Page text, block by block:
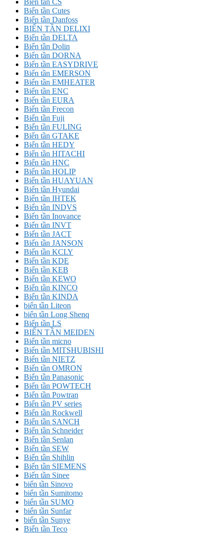
Biến tần CS
Biến tần Cutes
Biến tần Danfoss
BIẾN TẦN DELIXI
Biến tần DELTA
Biến tần Dolin
Biến tần DORNA
Biến tần EASYDRIVE
Biến tần EMERSON
Biến tần EMHEATER
Biến tần ENC
Biến tần EURA
Biến tần Frecon
Biến tần Fuji
Biến tần FULING
Biến tần GTAKE
Biến tần HEDY
Biến tần HITACHI
Biến tần HNC
Biến tần HOLIP
Biến tần HUAYUAN
Biến tần Hyundai
Biến tần IHTEK
Biến tần INDVS
Biến tần Inovance
Biến tần INVT
Biến tần JACT
Biến tần JANSON
Biến tần KCLY
Biến tần KDE
Biến tần KEB
Biến tần KEWO
Biến tần KINCO
Biến tần KINDA
biến tần Liteon
biến tần Long Shenq
Biến tần LS
BIẾN TẦN MEIDEN
Biến tần micno
Biến tần MITSHUBISHI
Biến tần NIETZ
Biến tần OMRON
Biến tần Panasonic
Biến tần POWTECH
Biến tần Powtran
Biến tần PV series
Biến tần Rockwell
Biến tần SANCH
Biến tần Schneider
Biến tần Senlan
Biến tần SEW
Biến tần Shihlin
Biến tần SIEMENS
Biến tần Sinee
biến tần Sinovo
biến tần Sumitomo
biến tần SUMO
biến tần Sunfar
biến tần Sunye
Biến tần Teco